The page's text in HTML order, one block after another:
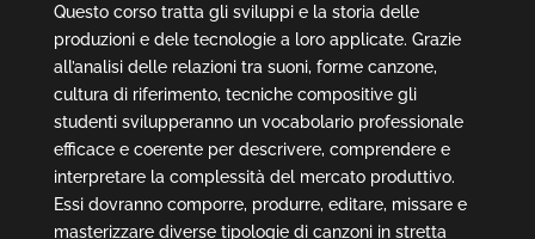
Questo corso tratta gli sviluppi e la storia delle
produzioni e dele tecnologie a loro applicate. Grazie
all’analisi delle relazioni tra suoni, forme canzone,
cultura di riferimento, tecniche compositive gli
studenti svilupperanno un vocabolario professionale
efficace e coerente per descrivere, comprendere e
interpretare la complessità del mercato produttivo.
Essi dovranno comporre, produrre, editare, missare e
masterizzare diverse tipologie di canzoni in stretta